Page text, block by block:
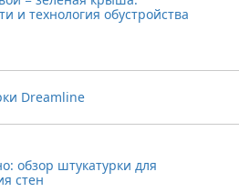
и технология обустройства
Dreamline
обзор штукатурки для
стен